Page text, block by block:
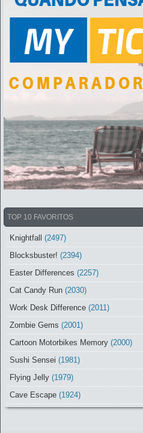
TOP 10 FAVORITOS
Knightfall (2497)
Blocksbuster! (2394)
Easter Differences (2257)
Cat Candy Run (2030)
Work Desk Difference (2011)
Zombie Gems (2001)
Cartoon Motorbikes Memory (2000)
Sushi Sensei (1981)
Flying Jelly (1979)
Cave Escape (1924)